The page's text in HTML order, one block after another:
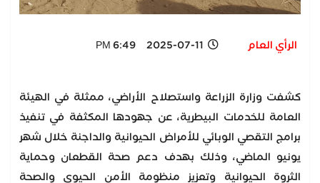
الرأي العام 2025-07-11 6:49 PM
كشفت وزارة الزراعة واستصلاح الأراضي، ممثلة في الهيئة
العامة للخدمات البيطرية، عن جهودها المكثفة في تنفيذ
برامج التقصي الوبائي للأمراض الحيوانية والداجنة خلال شهر
يونيو الماضي، وذلك بهدف دعم صحة القطعان وحماية
الثروة الحيوانية وتعزيز منظومة الأمن الحيوي والصحة